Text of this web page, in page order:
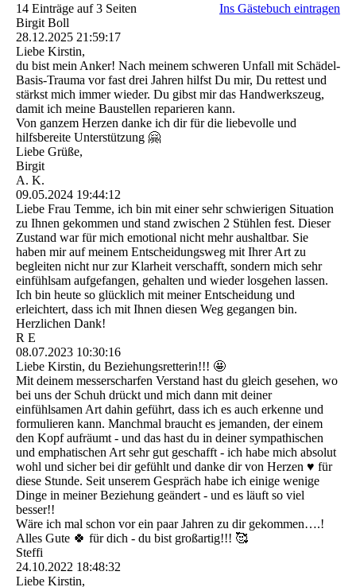
14 Einträge auf 3 Seiten
Ins Gästebuch eintragen
Birgit Boll
28.12.2025 21:59:17
Liebe Kirstin,
du bist mein Anker! Nach meinem schweren Unfall mit Schädel-
Basis-Trauma vor fast drei Jahren hilfst Du mir, Du rettest und
stärkst mich immer wieder. Du gibst mir das Handwerkszeug,
damit ich meine Baustellen reparieren kann.
Von ganzem Herzen danke ich dir für die liebevolle und
hilfsbereite Unterstützung 🤗
Liebe Grüße,
Birgit
A. K.
09.05.2024 19:44:12
Liebe Frau Temme, ich bin mit einer sehr schwierigen Situation
zu Ihnen gekommen und stand zwischen 2 Stühlen fest. Dieser
Zustand war für mich emotional nicht mehr aushaltbar. Sie
haben mir auf meinem Entscheidungsweg mit Ihrer Art zu
begleiten nicht nur zur Klarheit verschafft, sondern mich sehr
einfühlsam aufgefangen, gehalten und wieder losgehen lassen.
Ich bin heute so glücklich mit meiner Entscheidung und
erleichtert, dass ich mit Ihnen diesen Weg gegangen bin.
Herzlichen Dank!
R E
08.07.2023 10:30:16
Liebe Kirstin, du Beziehungsretterin!!! 🤩
Mit deinem messerscharfen Verstand hast du gleich gesehen, wo
bei uns der Schuh drückt und mich dann mit deiner
einfühlsamen Art dahin geführt, dass ich es auch erkenne und
formulieren kann. Manchmal braucht es jemanden, der einem
den Kopf aufräumt - und das hast du in deiner sympathischen
und emphatischen Art sehr gut geschafft - ich habe mich absolut
wohl und sicher bei dir gefühlt und danke dir von Herzen ♥️ für
diese Stunde. Seit unserem Gespräch habe ich einige wenige
Dinge in meiner Beziehung geändert - und es läuft so viel
besser!!
Wäre ich mal schon vor ein paar Jahren zu dir gekommen….!
Alles Gute 🍀 für dich - du bist großartig!!! 🥰
Steffi
24.10.2022 18:48:32
Liebe Kirstin,